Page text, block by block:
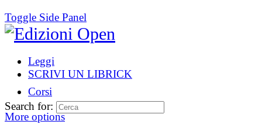
Toggle Side Panel
Leggi
SCRIVI UN LIBRICK
Corsi
More options
Search for: